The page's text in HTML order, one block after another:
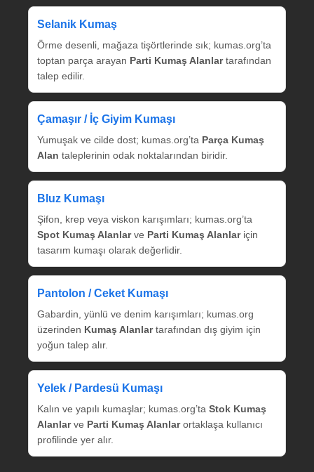
Selanik Kumaş
Örme desenli, mağaza tişörtlerinde sık; kumas.org’ta
toptan parça arayan Parti Kumaş Alanlartarafından
talep edilir.
Çamaşır / İç Giyim Kumaşı
Yumuşak ve cilde dost; kumas.org’ta Parça Kumaş
Alan taleplerinin odak noktalarından biridir.
Bluz Kumaşı
Şifon, krep veya viskon karışımları; kumas.org’ta
Spot Kumaş Alanlarve Parti Kumaş Alanlariçin
tasarım kumaşı olarak değerlidir.
Pantolon / Ceket Kumaşı
Gabardin, yünlü ve denim karışımları; kumas.org
üzerinden Kumaş Alanlartarafından dış giyim için
yoğun talep alır.
Yelek / Pardesü Kumaşı
Kalın ve yapılı kumaşlar; kumas.org’ta Stok Kumaş
Alanlarve Parti Kumaş Alanlarortaklaşa kullanıcı
profilinde yer alır.